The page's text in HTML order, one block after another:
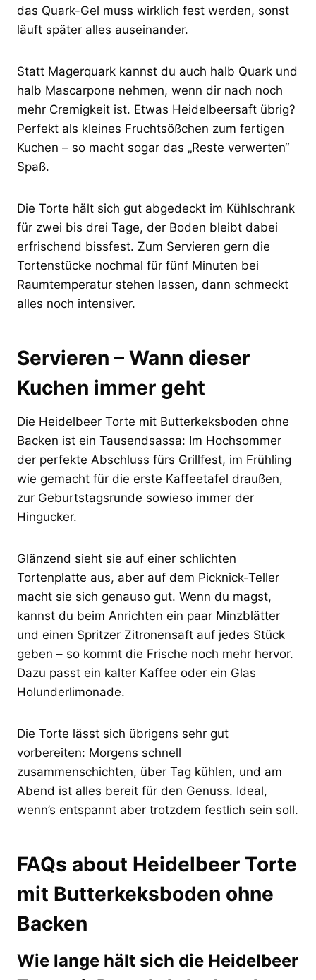
das Quark-Gel muss wirklich fest werden, sonst
läuft später alles auseinander.
Statt Magerquark kannst du auch halb Quark und
halb Mascarpone nehmen, wenn dir nach noch
mehr Cremigkeit ist. Etwas Heidelbeersaft übrig?
Perfekt als kleines Fruchtsößchen zum fertigen
Kuchen – so macht sogar das „Reste verwerten“
Spaß.
Die Torte hält sich gut abgedeckt im Kühlschrank
für zwei bis drei Tage, der Boden bleibt dabei
erfrischend bissfest. Zum Servieren gern die
Tortenstücke nochmal für fünf Minuten bei
Raumtemperatur stehen lassen, dann schmeckt
alles noch intensiver.
Servieren – Wann dieser
Kuchen immer geht
Die Heidelbeer Torte mit Butterkeksboden ohne
Backen ist ein Tausendsassa: Im Hochsommer
der perfekte Abschluss fürs Grillfest, im Frühling
wie gemacht für die erste Kaffeetafel draußen,
zur Geburtstagsrunde sowieso immer der
Hingucker.
Glänzend sieht sie auf einer schlichten
Tortenplatte aus, aber auf dem Picknick-Teller
macht sie sich genauso gut. Wenn du magst,
kannst du beim Anrichten ein paar Minzblätter
und einen Spritzer Zitronensaft auf jedes Stück
geben – so kommt die Frische noch mehr hervor.
Dazu passt ein kalter Kaffee oder ein Glas
Holunderlimonade.
Die Torte lässt sich übrigens sehr gut
vorbereiten: Morgens schnell
zusammenschichten, über Tag kühlen, und am
Abend ist alles bereit für den Genuss. Ideal,
wenn’s entspannt aber trotzdem festlich sein soll.
FAQs about Heidelbeer Torte
mit Butterkeksboden ohne
Backen
Wie lange hält sich die Heidelbeer